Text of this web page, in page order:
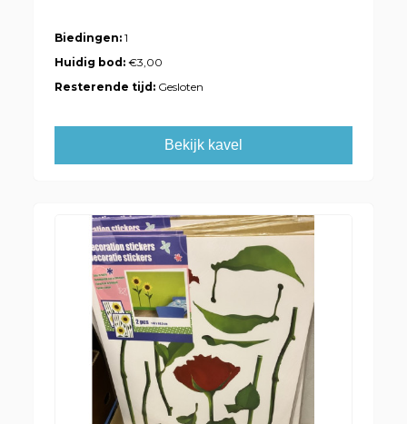
Biedingen: 1
Huidig bod:€3,00
Resterende tijd: Gesloten
Bekijk kavel